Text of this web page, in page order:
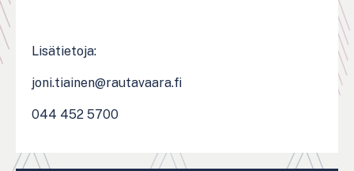
Lisätietoja:
joni.tiainen@rautavaara.fi
044 452 5700